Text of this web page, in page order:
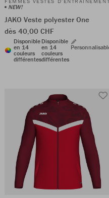
NEW!
JAKO Veste polyester One
dès 40,00 CHF
Disponible
en 14
couleurs
différentes
Disponible
en 14
couleurs
différentes